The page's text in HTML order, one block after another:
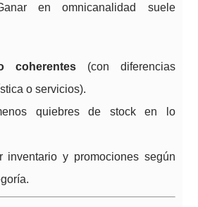
en omnicanalidad suele
coherentes (con diferencias
o servicios).
quiebres de stock en lo
inventario y promociones según